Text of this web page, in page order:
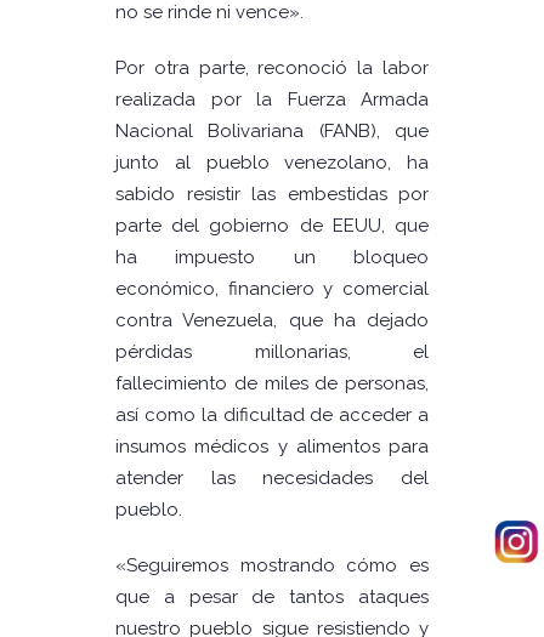
no se rinde ni vence».
Por otra parte, reconoció la labor
realizada por la Fuerza Armada
Nacional Bolivariana (FANB), que
junto al pueblo venezolano, ha
sabido resistir las embestidas por
parte del gobierno de EEUU, que
ha impuesto un bloqueo
económico, financiero y comercial
contra Venezuela, que ha dejado
pérdidas millonarias, el
fallecimiento de miles de personas,
así como la dificultad de acceder a
insumos médicos y alimentos para
atender las necesidades del
pueblo.
«Seguiremos mostrando cómo es
que a pesar de tantos ataques
nuestro pueblo sigue resistiendo y